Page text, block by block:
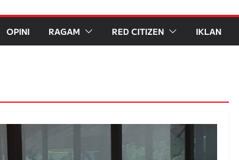
OPINI RAGAM RED CITIZEN IKLAN